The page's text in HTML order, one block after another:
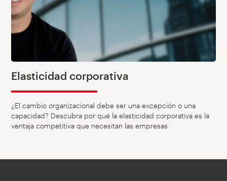
Elasticidad corporativa
¿El cambio organizacional debe ser una excepción o una
capacidad? Descubra por qué la elasticidad corporativa es la
ventaja competitiva que necesitan las empresas.